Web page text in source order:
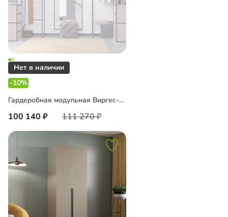
-10%
Гардеробная модульная Виргес-4 Блэк
100 140 111 270